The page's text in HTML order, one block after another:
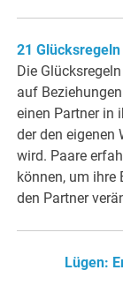
21
Die
auf
einen Partner in
der den eigenen
wird. Paare
können, um
den Partner
Lügen: